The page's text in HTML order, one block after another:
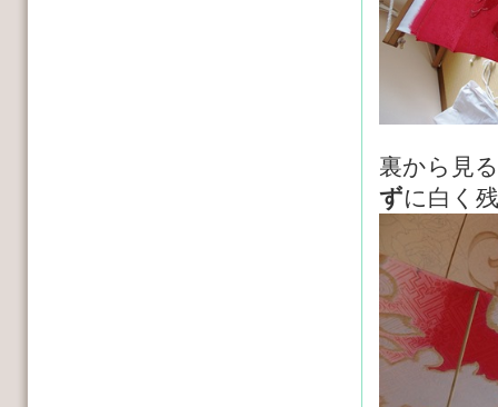
裏から見
ずに白く